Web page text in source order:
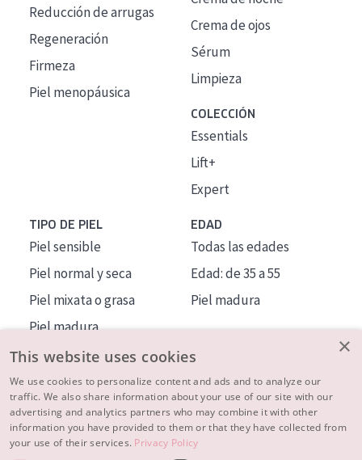
Reducción de arrugas
Regeneración
Firmeza
Piel menopáusica
Crema de ojos
Sérum
Limpieza
COLECCIÓN
Essentials
Lift+
Expert
TIPO DE PIEL
Piel sensible
Piel normal y seca
Piel mixata o grasa
Piel madura
Piel expuesta al sol
Piel menopáusica
EDAD
Todas las edades
Edad: de 35 a 55
Piel madura
MÁS SOBRE NOSOTROS
INSPIRACIÓN
×
This website uses cookies
We use cookies to personalize content and ads and to analyze our
traffic. We also share information about your use of our site with our
advertising and analytics partners who may combine it with other
information you have provided to them or that they have collected from
your use of their services. Privacy Policy